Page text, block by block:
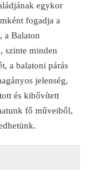
egykor
fogadja a
a Balaton
szinte minden
a balatoni párás
jelenség,
és kibővített
fő műveiből,